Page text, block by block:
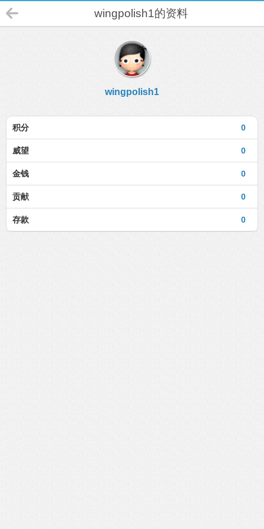
wingpolish1的资料
wingpolish1
0
积分
0
威望
0
金钱
0
贡献
0
存款